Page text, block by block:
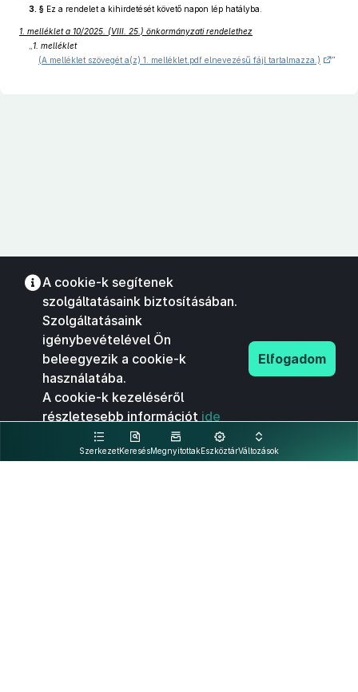
3. § Ez a rendelet a kihirdetését követő napon lép hatályba.
1. melléklet a 10/2025. (VIII. 25.) önkormányzati rendelethez
1. melléklet
(A melléklet szövegét a(z) 1. melléklet.pdf elnevezésű fájl tartalmazza.)
”
SzerkezetKeresésMegnyitottakEszköztárVáltozások
A cookie-k segítenek
szolgáltatásaink biztosításában.
Szolgáltatásaink
igénybevételével Ön
beleegyezik a cookie-k
használatába.
A cookie-k kezeléséről
részletesebb információt ide
kattintva olvashat.
Elfogadom